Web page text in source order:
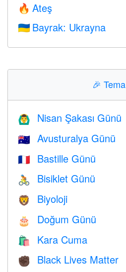
🔥 Ateş
🇺🇦 Bayrak: Ukrayna
🎉 Tema
🙆‍♂️ Nisan Şakası Günü
🇦🇺 Avusturalya Günü
🇫🇷 Bastille Günü
🚴 Bisiklet Günü
🦁 Biyoloji
🎂 Doğum Günü
🛍 Kara Cuma
✊🏿 Black Lives Matter